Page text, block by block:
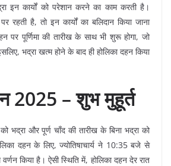
इन कार्यों को परेशान करने का काम करती है।
रहती है, तो इन कार्यों का बलिदान किया जाना
पर पूर्णिमा की तारीख के साथ भी शुरू होगा, जो
भद्रा खत्म होने के बाद ही होलिका दहन किया
2025 – शुभ मुहूर्त
भद्रा और पूर्ण चाँद की तारीख के बिना भद्रा को
दहन के लिए, ज्योतिषाचार्य ने 10:35 बजे से
किया है। ऐसी स्थिति में, होलिका दहन देर रात